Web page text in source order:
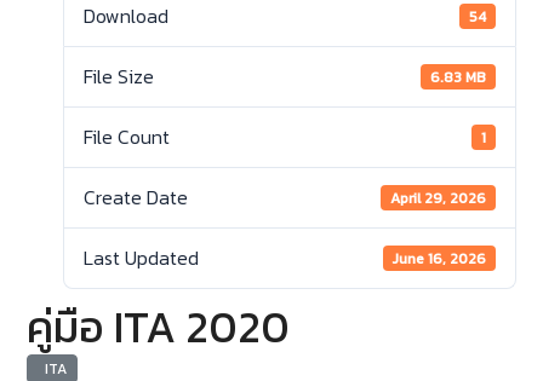
Download 54
File Size 6.83 MB
File Count 1
Create Date April 29, 2026
Last Updated June 16, 2026
คู่มือ ITA 2020
ITA